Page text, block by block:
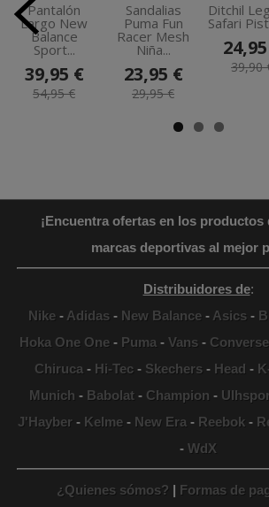
Pantalón
Largo New
Balance
Sport...
39,95 €
54,95 €
Sandalias
Puma Fun
Racer Mesh
Niña...
23,95 €
29,95 €
Ditchil
Safari
39,90
¡Encuentra ofertas en los productos
marcas deportivas al mejor
Distribuidores de:
Nike- Adidas- New Balance- Asics-
Hoka One One - Puma - Vans - Converse
Chiruca - Hi-Tec - Skechers - Head -
Munich - Babolat- Champion -
J'Hayber- Kelme- New Era - Reebok-
- WdX
¿Quienes sómos? | Formas de